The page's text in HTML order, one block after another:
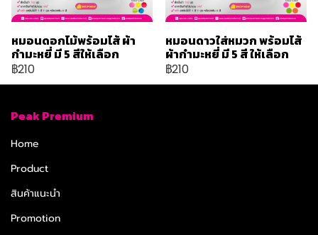
หมอนดอกไม้พร้อมไส้ ผ้า
กำมะหยี่ มี 5 สีให้เลือก
฿210
หมอนดาวใส่หมวก พร้อมไส้
ผ้ากำมะหยี่ มี 5 สี ให้เลือก
฿210
Peak Premium
Home
Product
สินค้าแนะนำ
Promotion